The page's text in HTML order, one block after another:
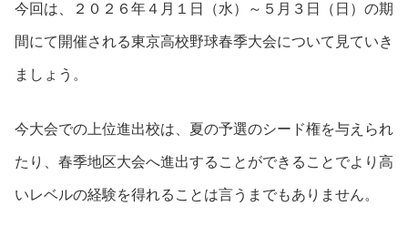
今回は、２０２６年４月１日（水）～５月３日（日）の期
間にて開催される東京高校野球春季大会について見ていき
ましょう。
今大会での上位進出校は、夏の予選のシード権を与えられ
たり、春季地区大会へ進出することができることでより高
いレベルの経験を得れることは言うまでもありません。